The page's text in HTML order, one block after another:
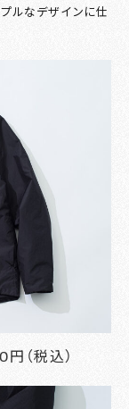
ルなデザインに仕
（税込）